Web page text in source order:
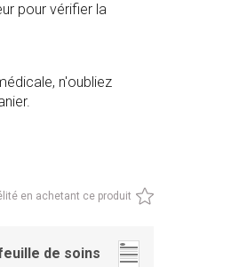
pour vérifier la
n'oubliez
en achetant ce produit
de soins